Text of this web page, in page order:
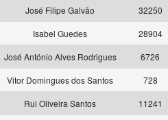
José Filipe Galvão 32250
Isabel Guedes 28904
José António Alves Rodrigues 6726
Vitor Domingues dos Santos 728
Rui Oliveira Santos 11241